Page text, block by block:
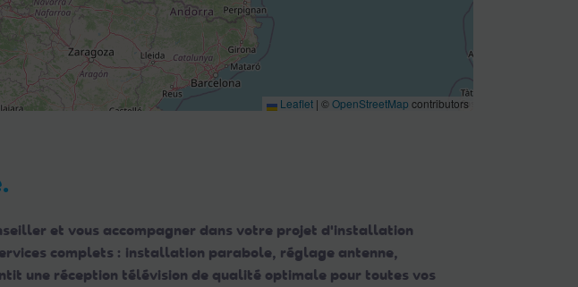
Leaflet | ©OpenStreetMap contributors
et vous accompagner dans votre projet d'installation
complets : installation parabole, réglage antenne,
une réception télévision de qualité optimale pour toutes vos